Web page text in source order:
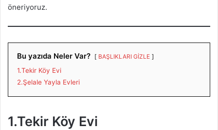
öneriyoruz.
Bu yazıda Neler Var? BAŞLIKLARI GİZLE
1.Tekir Köy Evi
2.Şelale Yayla Evleri
1.Tekir Köy Evi